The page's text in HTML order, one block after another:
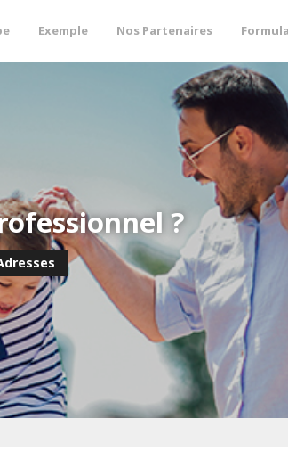
Exemple Nos Partenaires
?